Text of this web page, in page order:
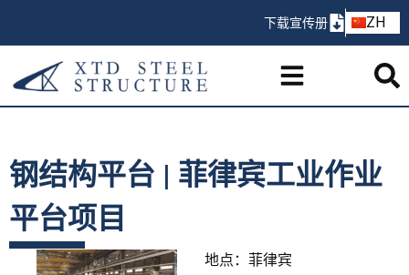
下载宣传册 ZH
PT
钢结构平台 | 菲律宾工业作业
平台项目
地点：菲律宾